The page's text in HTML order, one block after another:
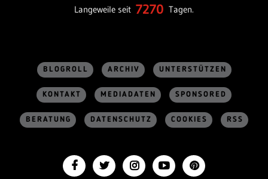
Langeweile seit 7270 Tagen.
BLOGROLL ARCHIV UNTERSTÜTZEN
KONTAKT MEDIADATEN SPONSORED
BERATUNG DATENSCHUTZ COOKIES RSS